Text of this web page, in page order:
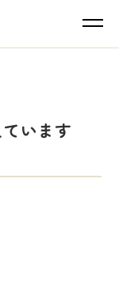
います